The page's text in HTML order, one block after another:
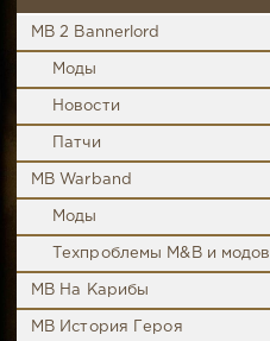
MB 2 Bannerlord
Моды
Новости
Патчи
MB Warband
Моды
Техпроблемы M&B и модов
MB На Карибы
MB История Героя